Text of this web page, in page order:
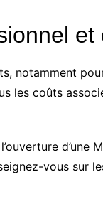
notamment
les coûts
vous